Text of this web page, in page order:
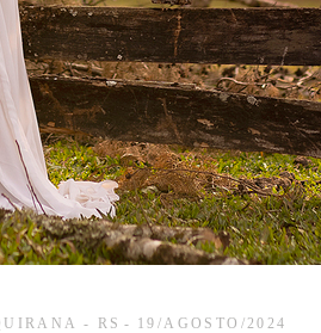
- RS 19/AGOSTO/2024